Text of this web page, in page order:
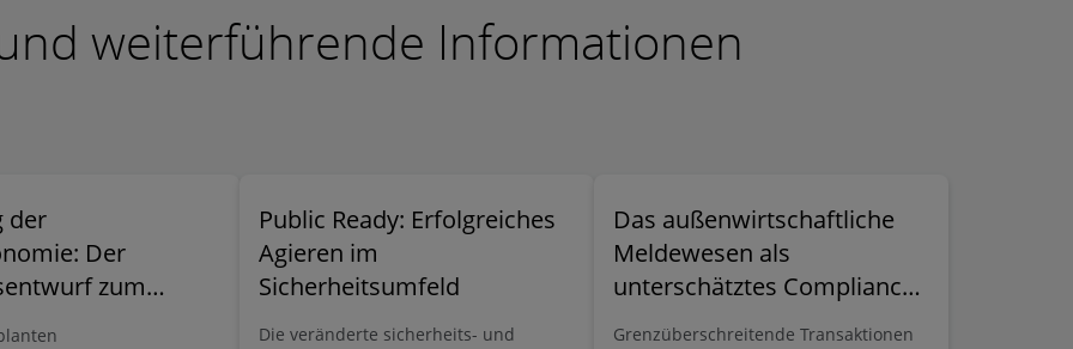
weiterführende Informationen
der
Der
zum
Public Ready: Erfolgreiches
Agieren im
Sicherheitsumfeld
Die veränderte sicherheits- und
Das außenwirtschaftliche
Meldewesen als
unterschätztes Compliance-
Risiko
Grenzüberschreitende Transaktionen